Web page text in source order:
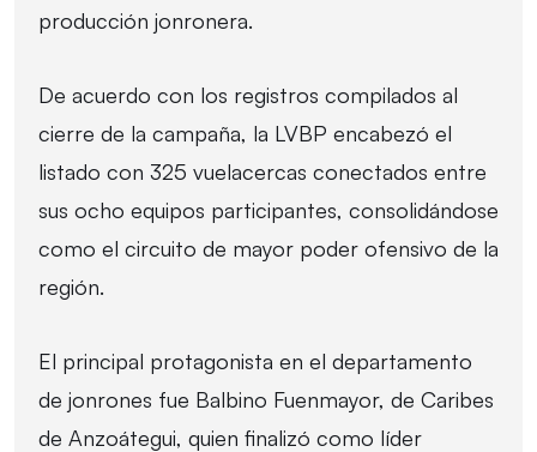
producción jonronera.
De acuerdo con los registros compilados al
cierre de la campaña, la LVBP encabezó el
listado con 325 vuelacercas conectados entre
sus ocho equipos participantes, consolidándose
como el circuito de mayor poder ofensivo de la
región.
El principal protagonista en el departamento
de jonrones fue Balbino Fuenmayor, de Caribes
de Anzoátegui, quien finalizó como líder